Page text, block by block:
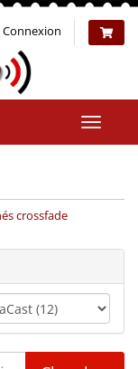
Connexion
la
crossfade